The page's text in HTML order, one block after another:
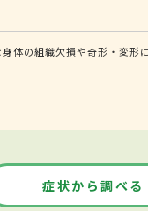
体の組織欠損や奇形・変形
症状から調べる